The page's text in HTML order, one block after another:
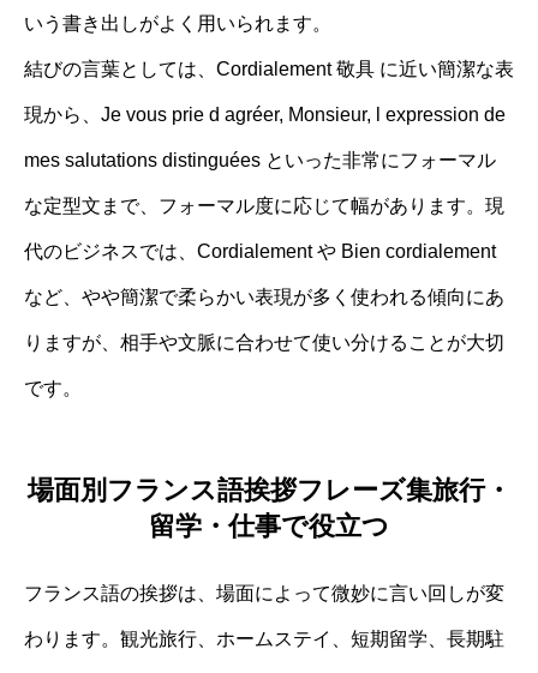
いう書き出しがよく用いられます。
結びの言葉としては、Cordialement 敬具 に近い簡潔な表
現から、Je vous prie d agréer, Monsieur, l expression de
mes salutations distinguées といった非常にフォーマル
な定型文まで、フォーマル度に応じて幅があります。現
代のビジネスでは、Cordialement や Bien cordialement
など、やや簡潔で柔らかい表現が多く使われる傾向にあ
りますが、相手や文脈に合わせて使い分けることが大切
です。
場面別フランス語挨拶フレーズ集旅行・
留学・仕事で役立つ
フランス語の挨拶は、場面によって微妙に言い回しが変
わります。観光旅行、ホームステイ、短期留学、長期駐